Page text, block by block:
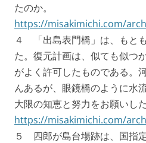
たのか。
https://misakimichi.com/
４ 「出島表門橋」は、もと
た。復元計画は、似ても似つ
がよく許可したものである。
んあるが、眼鏡橋のように水
大限の知恵と努力をお願いした
https://misakimichi.com/
５ 四郎が島台場跡は、国指